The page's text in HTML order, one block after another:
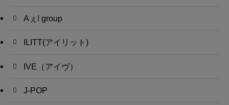
Aぇ! group
ILITT(アイリット)
IVE（アイヴ）
J-POP